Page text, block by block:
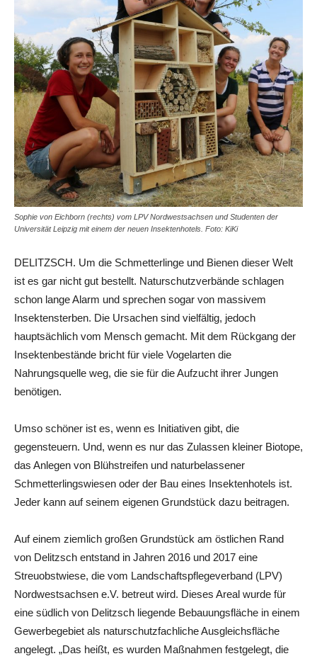
Sophie von Eichborn (rechts) vom LPV Nordwestsachsen und Studenten der
Universität Leipzig mit einem der neuen Insektenhotels. Foto: KiKi
DELITZSCH. Um die Schmetterlinge und Bienen dieser Welt
ist es gar nicht gut bestellt. Naturschutzverbände schlagen
schon lange Alarm und sprechen sogar von massivem
Insektensterben. Die Ursachen sind vielfältig, jedoch
hauptsächlich vom Mensch gemacht. Mit dem Rückgang der
Insektenbestände bricht für viele Vogelarten die
Nahrungsquelle weg, die sie für die Aufzucht ihrer Jungen
benötigen.
Umso schöner ist es, wenn es Initiativen gibt, die
gegensteuern. Und, wenn es nur das Zulassen kleiner Biotope,
das Anlegen von Blühstreifen und naturbelassener
Schmetterlingswiesen oder der Bau eines Insektenhotels ist.
Jeder kann auf seinem eigenen Grundstück dazu beitragen.
Auf einem ziemlich großen Grundstück am östlichen Rand
von Delitzsch entstand in Jahren 2016 und 2017 eine
Streuobstwiese, die vom Landschaftspflegeverband (LPV)
Nordwestsachsen e.V. betreut wird. Dieses Areal wurde für
eine südlich von Delitzsch liegende Bebauungsfläche in einem
Gewerbegebiet als naturschutzfachliche Ausgleichsfläche
angelegt. „Das heißt, es wurden Maßnahmen festgelegt, die